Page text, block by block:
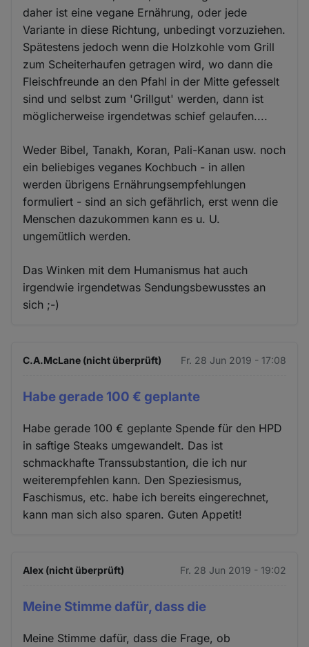
daher ist eine vegane Ernährung, oder jede
Variante in diese Richtung, unbedingt vorzuziehen.
Spätestens jedoch wenn die Holzkohle vom Grill
zum Scheiterhaufen getragen wird, wo dann die
Fleischfreunde an den Pfahl in der Mitte gefesselt
sind und selbst zum 'Grillgut' werden, dann ist
möglicherweise irgendetwas schief gelaufen....
Weder Bibel, Tanakh, Koran, Pali-Kanan usw. noch
ein beliebiges veganes Kochbuch - in allen
werden übrigens Ernährungsempfehlungen
formuliert - sind an sich gefährlich, erst wenn die
Menschen dazukommen kann es u. U.
ungemütlich werden.
Das Winken mit dem Humanismus hat auch
irgendwie irgendetwas Sendungsbewusstes an
sich ;-)
C.A.McLane (nicht überprüft) Fr. 28 Jun 2019 - 17:08
Habe gerade 100 € geplante
Habe gerade 100 € geplante Spende für den HPD
in saftige Steaks umgewandelt. Das ist
schmackhafte Transsubstantion, die ich nur
weiterempfehlen kann. Den Speziesismus,
Faschismus, etc. habe ich bereits eingerechnet,
kann man sich also sparen. Guten Appetit!
Alex (nicht überprüft) Fr. 28 Jun 2019 - 19:02
Meine Stimme dafür, dass die
Meine Stimme dafür, dass die Frage, ob